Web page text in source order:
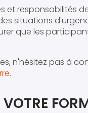
et responsabilités
situations
que les
n'hésitez pas à
.